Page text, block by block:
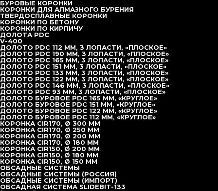
БУРОВЫЕ КОРОНКИ
КОРОНКИ ДЛЯ АЛМАЗНОГО БУРЕНИЯ
ТВЕРДОСПЛАВНЫЕ КОРОНКИ
КОРОНКИ ПО БЕТОНУ
КОРОНКИ ПО КИРПИЧУ
ДОЛОТА PDC
V-400
ДОЛОТО PDC 112 ММ, 3 ЛОПАСТИ, «ПЛОСКОЕ»
ДОЛОТО PDC 190 ММ, 3 ЛОПАСТИ, «ПЛОСКОЕ»
ДОЛОТО PDC 165 ММ, 3 ЛОПАСТИ, «ПЛОСКОЕ»
ДОЛОТО PDC 151 ММ, 3 ЛОПАСТИ, «ПЛОСКОЕ»
ДОЛОТО PDC 133 ММ, 3 ЛОПАСТИ, «ПЛОСКОЕ»
ДОЛОТО PDC 122 ММ, 3 ЛОПАСТИ, «ПЛОСКОЕ»
ДОЛОТО PDC 146 ММ, 3 ЛОПАСТИ, «ПЛОСКОЕ»
ДОЛОТО PDC 93 ММ, 3 ЛОПАСТИ, «ПЛОСКОЕ»
ДОЛОТО БУРОВОЕ PDC 165 ММ, «КРУГЛОЕ»
ДОЛОТО БУРОВОЕ PDC 151 ММ, «КРУГЛОЕ»
ДОЛОТО БУРОВОЕ PDC 122 ММ, «КРУГЛОЕ»
ДОЛОТО БУРОВОЕ PDC 112 ММ, «КРУГЛОЕ»
КОРОНКА CIR170, Ø 300 ММ
КОРОНКА CIR170, Ø 250 ММ
КОРОНКА CIR170, Ø 200 ММ
КОРОНКА CIR170, Ø 180 ММ
КОРОНКА CIR150, Ø 200 ММ
КОРОНКА CIR150, Ø 180 ММ
КОРОНКА CIR150, Ø 150 ММ
ОБСАДНЫЕ СИСТЕМЫ
ОБСАДНЫЕ СИСТЕМЫ (РОССИЯ)
ОБСАДНЫЕ СИСТЕМЫ (ИМПОРТ)
ОБСАДНАЯ СИСТЕМА SLIDEBIT-133
TOPDRILL в Попечительском совете РСБИ Перейти на
сайт РСБИ
Главная
Каталог
Новости
О компании
Доставка
Лизинг
Контакты
+7 (495) 377-95-95
Адрес:
140090, Московская область, г. Дзержинский, ул.
Энергетиков, дом 4, стр. 12В, оф. 26
Время работы:
Пн-пт 9.00-18.00
ООО «ТОПДРИЛЛ»
Буровое оборудованиеПолитика конфиденциальности
Copyright © 2026
ИНН 5027295030 КПП 502701001 ОКПО 54848175 ОГРН